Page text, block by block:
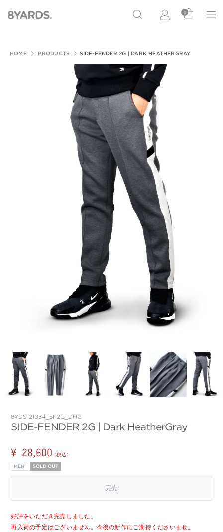
0
HOME PRODUCTS SIDE-FENDER 2G | DARK HEATHERGRAY
8YDS-21054_SF2G_DHG
SIDE-FENDER 2G | Dark HeatherGray
¥ 28,600 (税込)
MEN SOLD OUT
完売
好評をいただき完売しました。
再入荷の予定はございません。今後の新作にご期待くださいませ。